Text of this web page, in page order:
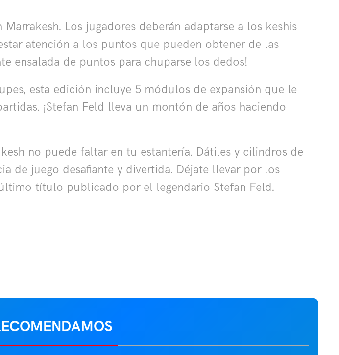
Los jugadores deberán adaptarse a los keshis
atención a los puntos que pueden obtener de las
ensalada de puntos para chuparse los dedos!
esta edición incluye 5 módulos de expansión que le
¡Stefan Feld lleva un montón de años haciendo
no puede faltar en tu estantería. Dátiles y cilindros de
de juego desafiante y divertida. Déjate llevar por los
título publicado por el legendario Stefan Feld.